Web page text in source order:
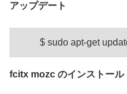
アップデート
$ sudo apt-get
fcitx mozc のインストール